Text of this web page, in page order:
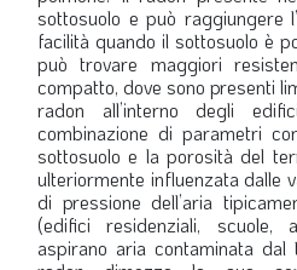
sottosuolo e può raggiungere
facilità quando il sottosuolo è
può trovare maggiori
compatto, dove sono presenti
radon all’interno degli
combinazione di parametri
sottosuolo e la porosità del
ulteriormente influenzata dalle
di pressione dell’aria
(edifici residenziali, scuole,
aspirano aria contaminata